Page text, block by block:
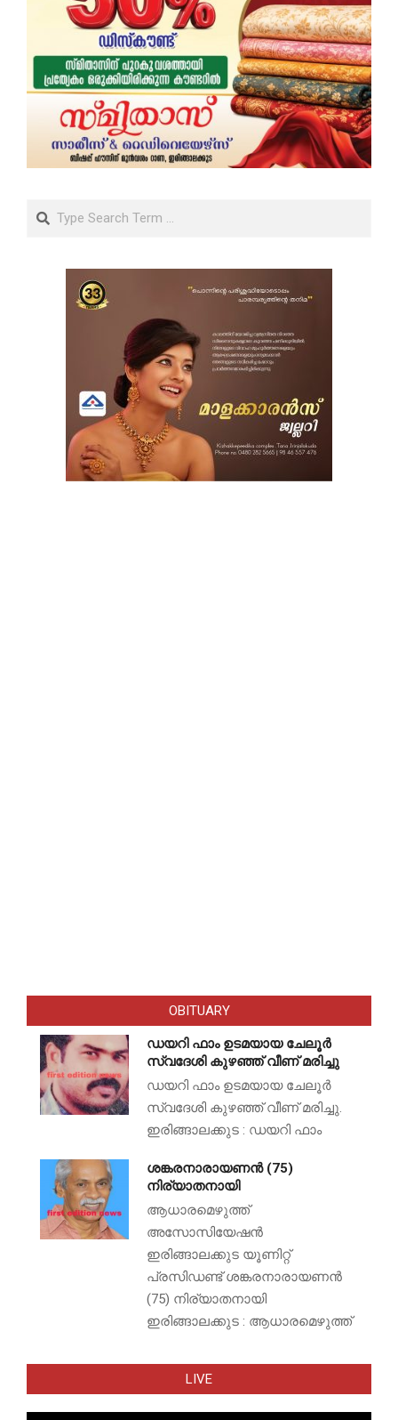
Search
OBITUARY
ഡയറി ഫാം ഉടമയായ ചേലൂർ
സ്വദേശി കുഴഞ്ഞ് വീണ് മരിച്ചു
ഡയറി ഫാം ഉടമയായ ചേലൂർ
സ്വദേശി കുഴഞ്ഞ് വീണ് മരിച്ചു.
ഇരിങ്ങാലക്കുട : ഡയറി ഫാം
ശങ്കരനാരായണൻ (75)
നിര്യാതനായി
ആധാരമെഴുത്ത്
അസോസിയേഷൻ
ഇരിങ്ങാലക്കുട യൂണിറ്റ്
പ്രസിഡണ്ട് ശങ്കരനാരായണൻ
(75) നിര്യാതനായി
ഇരിങ്ങാലക്കുട : ആധാരമെഴുത്ത്
LIVE